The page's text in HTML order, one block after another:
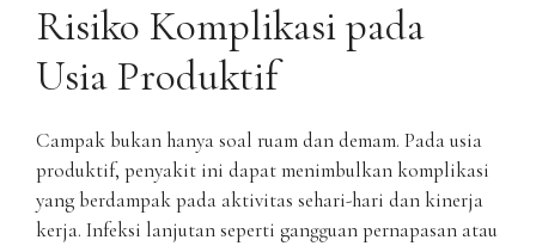
Risiko Komplikasi pada
Usia Produktif
Campak bukan hanya soal ruam dan demam. Pada usia
produktif, penyakit ini dapat menimbulkan komplikasi
yang berdampak pada aktivitas sehari-hari dan kinerja
kerja. Infeksi lanjutan seperti gangguan pernapasan atau